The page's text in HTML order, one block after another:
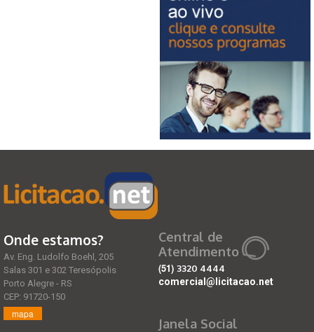
Onde estamos?
Av. Eng. Ludolfo Boehl, 205
Salas 301 e 302 Teresópolis
Porto Alegre - RS
CEP: 91720-150
mapa
Central de
Atendimento
(51) 3320 4444
comercial@licitacao.net
Janela Social